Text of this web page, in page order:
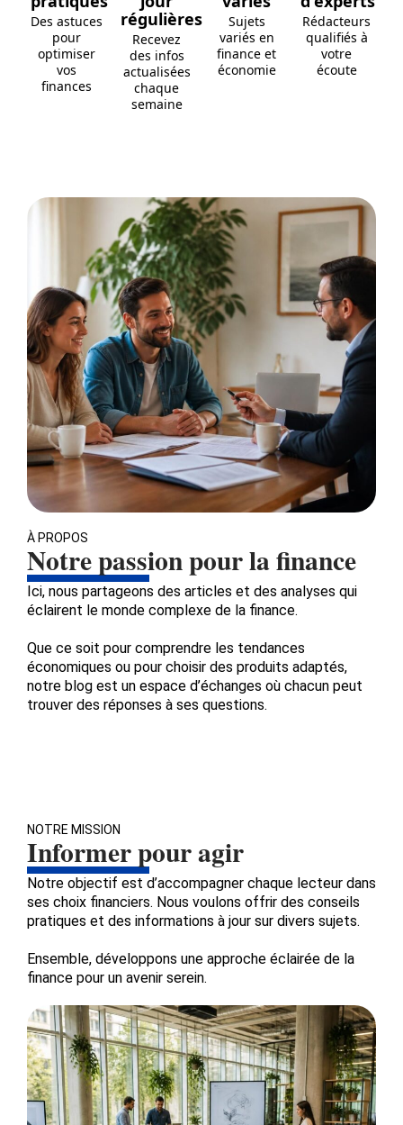
Des astuces
pour
optimiser
vos
finances
régulières
Recevez
des infos
actualisées
chaque
semaine
Sujets
variés en
finance et
économie
Rédacteurs
qualifiés à
votre
écoute
À PROPOS
Notre passion pour la finance
Ici, nous partageons des articles et des analyses qui
éclairent le monde complexe de la finance.
Que ce soit pour comprendre les tendances
économiques ou pour choisir des produits adaptés,
notre blog est un espace d’échanges où chacun peut
trouver des réponses à ses questions.
NOTRE MISSION
Informer pour agir
Notre objectif est d’accompagner chaque lecteur dans
ses choix financiers. Nous voulons offrir des conseils
pratiques et des informations à jour sur divers sujets.
Ensemble, développons une approche éclairée de la
finance pour un avenir serein.